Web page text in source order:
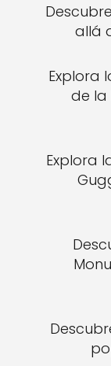
allá
Explora
de la
Explora